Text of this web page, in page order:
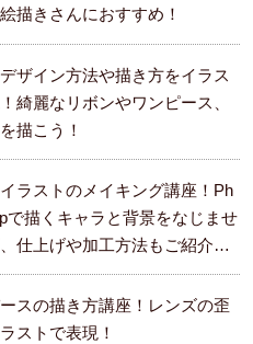
描きさんにおすすめ！
ザイン方法や描き方をイラス
綺麗なリボンやワンピース、
描こう！
ラストのメイキング講座！Ph
で描くキャラと背景をなじませ
仕上げや加工方法もご紹介し
スの描き方講座！レンズの歪
ストで表現！